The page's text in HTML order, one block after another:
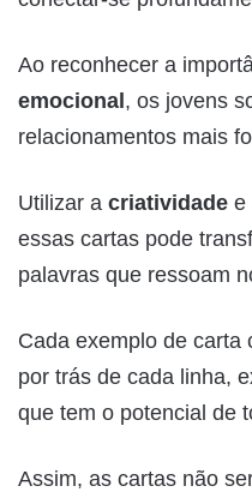
Ao reconhecer a
emocional , os jovens
relacionamentos mais
Utilizar a criatividade e
essas cartas pode
palavras que ressoam
Cada exemplo de carta
por trás de cada linha,
que tem o potencial de
Assim, as cartas não